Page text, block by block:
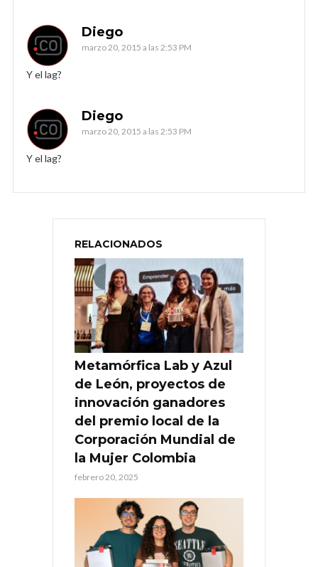
Diego
marzo 20, 2015 a las 2:53 PM
Y el lag?
Diego
marzo 20, 2015 a las 2:53 PM
Y el lag?
RELACIONADOS
Metamórfica Lab y Azul
de León, proyectos de
innovación ganadores
del premio local de la
Corporación Mundial de
la Mujer Colombia
febrero 20, 2025